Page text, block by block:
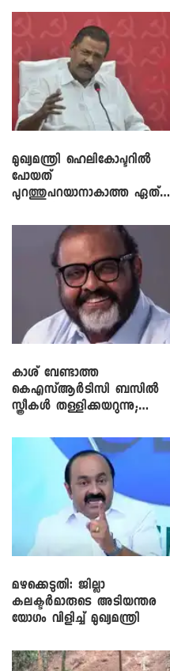
മുഖ്യമന്ത്രി ഹെലികോപ്ടറിൽ
പോയത്
പുറത്തുപറയാനാകാത്ത ഏത്
കാശ് വേണ്ടാത്ത
കെഎസ്ആർടിസി ബസിൽ
സ്ത്രീകൾ തള്ളിക്കയറുന്നു;
മഴക്കെടുതി: ജില്ലാ
കലക്ടർമാരുടെ അടിയന്തര
യോഗം വിളിച്ച് മുഖ്യമന്ത്രി